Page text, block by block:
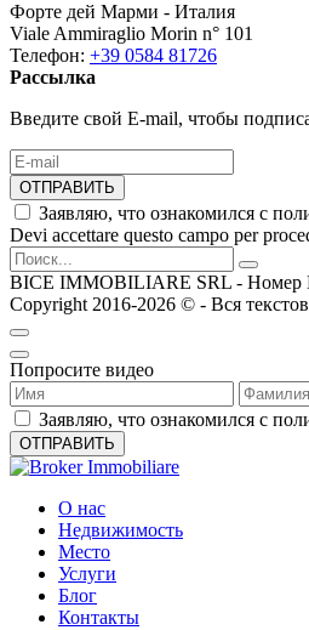
Форте дей Марми - Италия
Viale Ammiraglio Morin n° 101
Телефон: +39 0584 81726
Рассылка
Введите свой E-mail, чтобы
ОТПРАВИТЬ
Заявляю, что ознакомился с
Devi accettare questo campo per
BICE IMMOBILIARE SRL - Номер
Copyright 2016-2026 ©️ - Вся
Попросите видео
Заявляю, что ознакомился с
О нас
Недвижимость
Место
Услуги
Блог
Контакты